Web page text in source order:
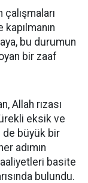
bu durumun
bir zaaf
Allah rızası
eksik ve
büyük bir
adımın
basite
bulundu.